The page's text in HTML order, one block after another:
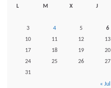
L M X J
3
4 5 6
10
11 12 13
17
18 19 20
24
25 26 27
31
« Jul